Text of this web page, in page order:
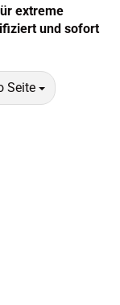
extreme
und sofort
Seite